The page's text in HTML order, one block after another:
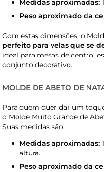
Medidas aproximadas:
Peso aproximado da
Com estas dimensões, o
perfeito para velas que se
ideal para mesas de centro,
conjunto decorativo.
MOLDE DE ABETO DE
Para quem quer dar um
o Molde Muito Grande de
Suas medidas são:
Medidas aproximadas:
altura.
Peso aproximado da